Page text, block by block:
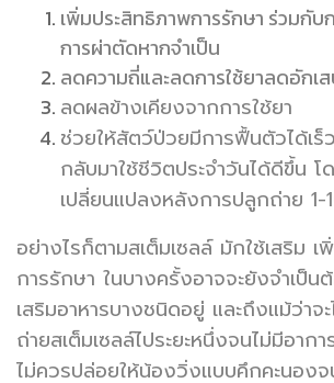
เพิ่มประสิทธิภาพการรักษา ร่วมกับ
การผ่าตัดหากจำเป็น
ลดความถี่และลดการใช้ยาลดอักเส
ลดผลข้างเคียงจากการใช้ยา
ช่วยให้สัตว์ป่วยมีการฟื้นตัวได้เร็
กลับมาใช้ชีวิตประจำวันได้ดีขึ้น โ
เปลี่ยนแปลงหลังการปลูกถ่าย 1-
อย่างไรก็ตามสเต็มเซลล์ มักใช้เสริม เ
การรักษา ในบางครั้งอาจจะยังจำเป็น
เสริมอาหารบางชนิดอยู่ และถึงแม้ว่าจ
ถ่ายสเต็มเซลล์ไประยะหนึ่งจนไม่มีอาก
ไม่ควรปล่อยให้น้องวิ่งแบบคึกคะนอง